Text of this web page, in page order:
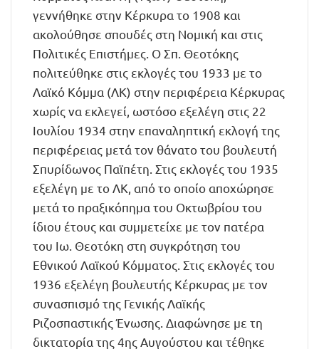
γεννήθηκε στην Κέρκυρα το 1908 και
ακολούθησε σπουδές στη Νομική και στις
Πολιτικές Επιστήμες. Ο Σπ. Θεοτόκης
πολιτεύθηκε στις εκλογές του 1933 με το
Λαϊκό Κόμμα (ΛΚ) στην περιφέρεια Κέρκυρας
χωρίς να εκλεγεί, ωστόσο εξελέγη στις 22
Ιουλίου 1934 στην επαναληπτική εκλογή της
περιφέρειας μετά τον θάνατο του βουλευτή
Σπυρίδωνος Παϊπέτη. Στις εκλογές του 1935
εξελέγη με το ΛΚ, από το οποίο αποχώρησε
μετά το πραξικόπημα του Οκτωβρίου του
ίδιου έτους και συμμετείχε με τον πατέρα
του Ιω. Θεοτόκη στη συγκρότηση του
Εθνικού Λαϊκού Κόμματος. Στις εκλογές του
1936 εξελέγη βουλευτής Κέρκυρας με τον
συνασπισμό της Γενικής Λαϊκής
Ριζοσπαστικής Ένωσης. Διαφώνησε με τη
δικτατορία της 4ης Αυγούστου και τέθηκε